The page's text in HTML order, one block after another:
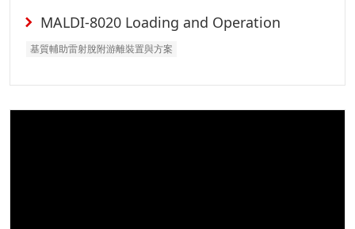
MALDI-8020 Loading and Operation
基質輔助雷射脫附游離裝置與方案